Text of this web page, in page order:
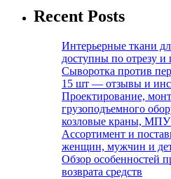
Recent Posts
Интерьерные ткани
доступны по отрезу
Сыворотка против
15 шт — отзывы и
Проектирование,
грузоподъемного
козловые краны, МПУ
Ассортимент и
женщин, мужчин и
Обзор особенностей
возврата средств